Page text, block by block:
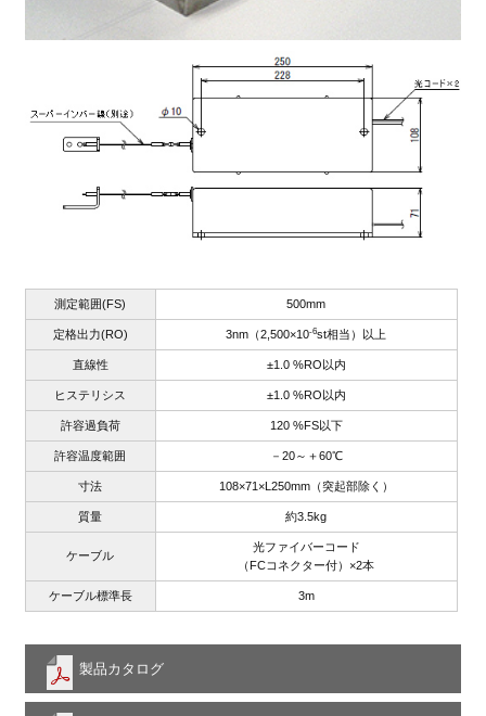
測定範囲(FS) 500mm
定格出力(RO) 3nm（2,500×10-6st相当）以上
直線性 ±1.0 %RO以内
ヒステリシス ±1.0 %RO以内
許容過負荷 120 %FS以下
許容温度範囲 －20～＋60℃
寸法 108×71×L250mm（突起部除く）
質量 約3.5kg
ケーブル
光ファイバーコード
（FCコネクター付）×2本
ケーブル標準長 3m
製品カタログ